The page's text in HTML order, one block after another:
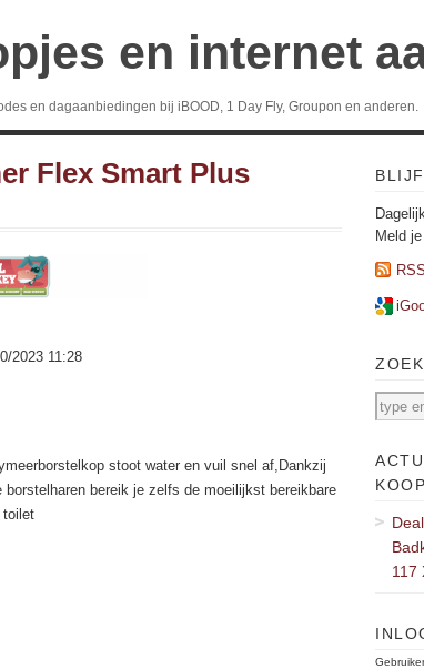
en internet
en dagaanbiedingen bij iBOOD, 1 Day Fly, Groupon en anderen.
Flex Smart Plus
2023 11:28
stoot water en vuil snel af,Dankzij
borstelharen bereik je zelfs de moeilijkst bereikbare
toilet
Meld
117